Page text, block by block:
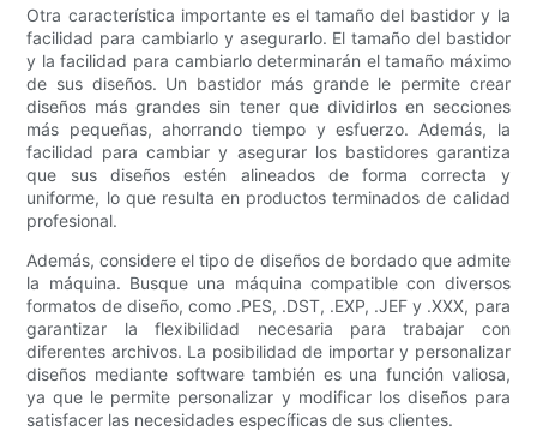
Otra característica importante es el tamaño del bastidor y la
facilidad para cambiarlo y asegurarlo. El tamaño del bastidor
y la facilidad para cambiarlo determinarán el tamaño máximo
de sus diseños. Un bastidor más grande le permite crear
diseños más grandes sin tener que dividirlos en secciones
más pequeñas, ahorrando tiempo y esfuerzo. Además, la
facilidad para cambiar y asegurar los bastidores garantiza
que sus diseños estén alineados de forma correcta y
uniforme, lo que resulta en productos terminados de calidad
profesional.
Además, considere el tipo de diseños de bordado que admite
la máquina. Busque una máquina compatible con diversos
formatos de diseño, como .PES, .DST, .EXP, .JEF y .XXX, para
garantizar la flexibilidad necesaria para trabajar con
diferentes archivos. La posibilidad de importar y personalizar
diseños mediante software también es una función valiosa,
ya que le permite personalizar y modificar los diseños para
satisfacer las necesidades específicas de sus clientes.